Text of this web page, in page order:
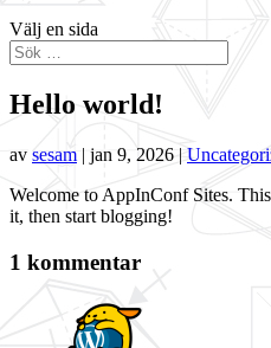
Välj en sida
Hello world!
av sesam | jan 9, 2026 |
Welcome to AppInConf Sites.
it, then start blogging!
1 kommentar